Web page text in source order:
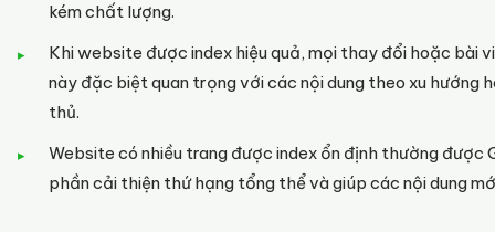
kém chất lượng.
Khi website được index hiệu quả, mọi thay đổi hoặc bài
này đặc biệt quan trọng với các nội dung theo xu hướng
thủ.
Website có nhiều trang được index ổn định thường được
phần cải thiện thứ hạng tổng thể và giúp các nội dung